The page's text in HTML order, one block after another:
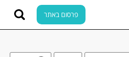
פרסום באתר